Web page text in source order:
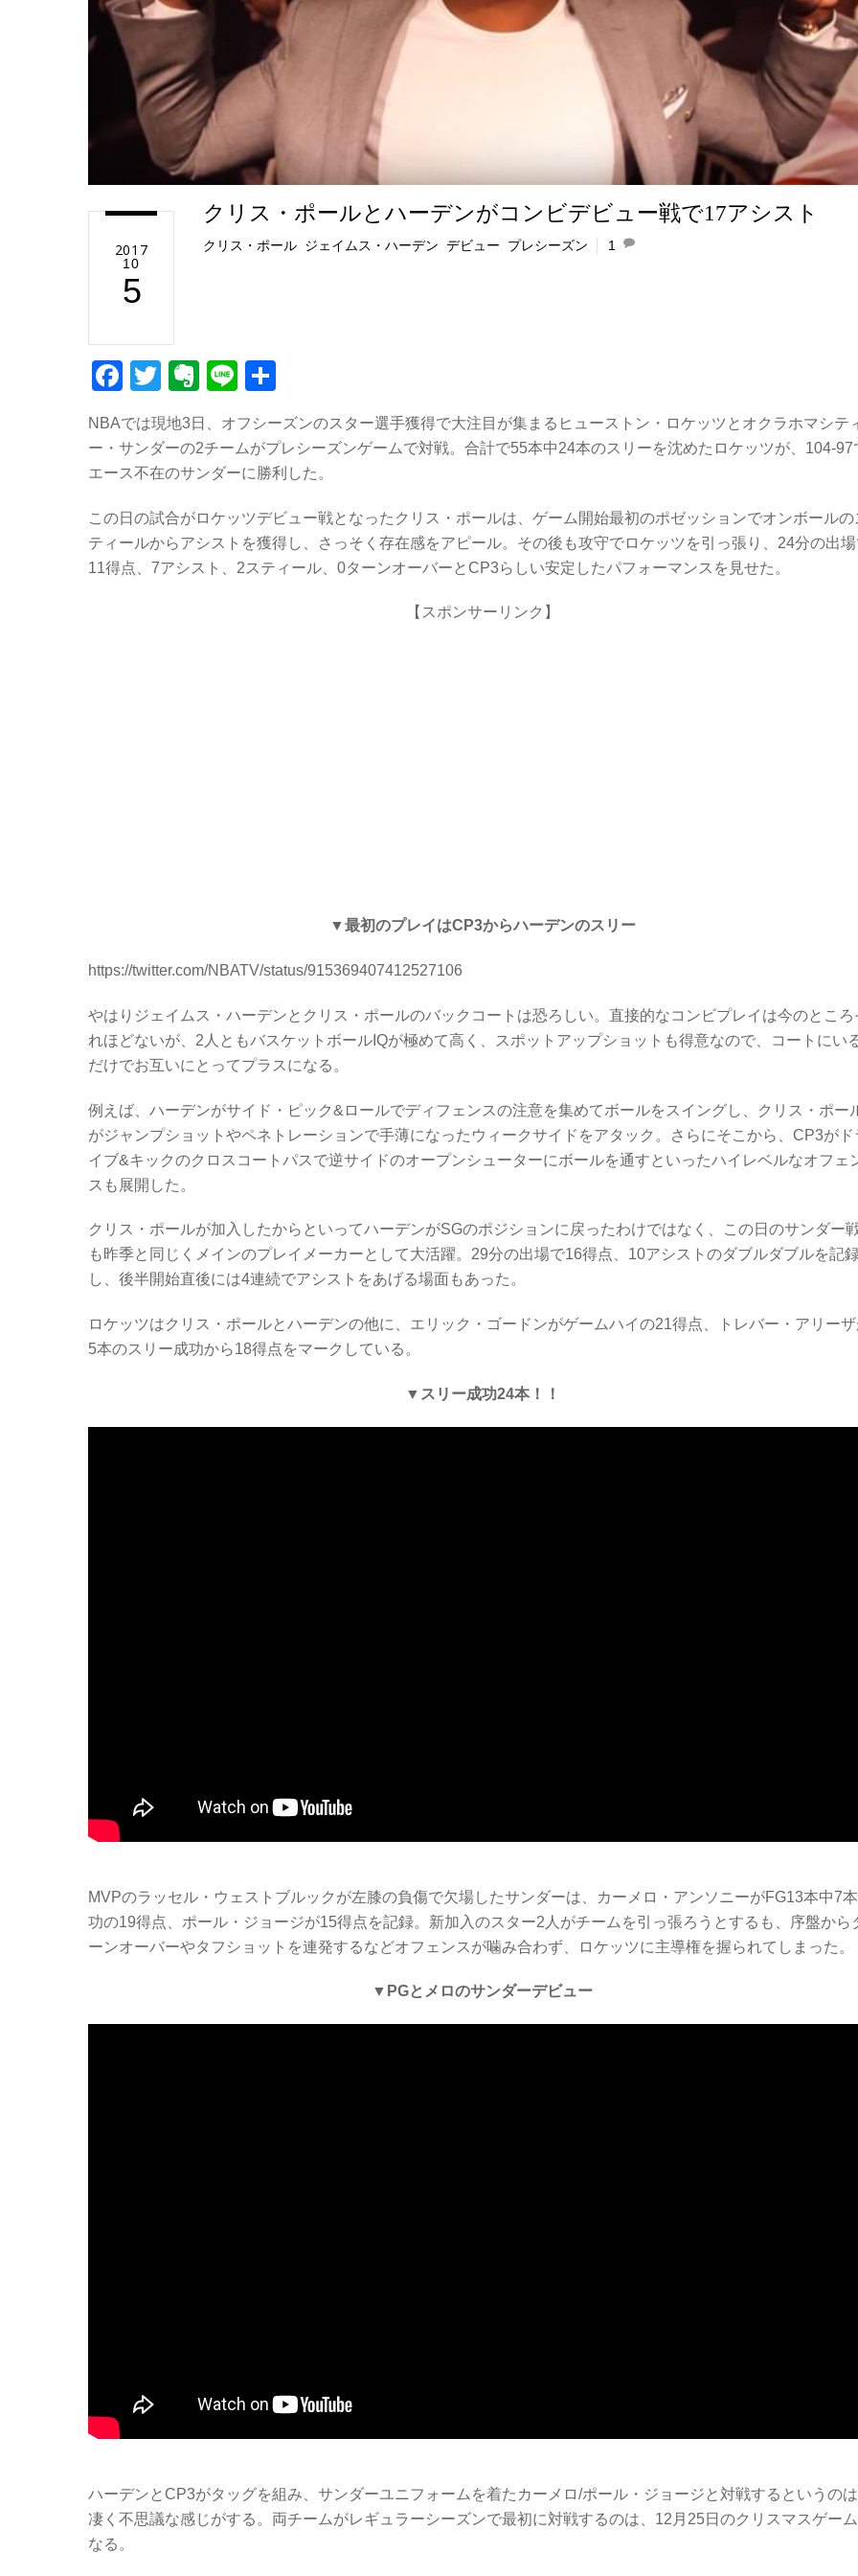
2017
10
5
クリス・ポールとハーデンがコンビデビュー戦で17アシスト
クリス・ポール ジェイムス・ハーデン ,デビュー プレシーズン 1
F
c
e
o
o
T
tt
er
E
er
n
e
Li
e
NBAでは現地3日、オフシーズンのスター選手獲得で大注目が集まるヒューストン・ロケッツとオクラホマシテ
ー・サンダーの2チームがプレシーズンゲームで対戦。合計で55本中24本のスリーを沈めたロケッツが、104-97
エース不在のサンダーに勝利した。
この日の試合がロケッツデビュー戦となったクリス・ポールは、ゲーム開始最初のポゼッションでオンボールの
ティールからアシストを獲得し、さっそく存在感をアピール。その後も攻守でロケッツを引っ張り、24分の出
11得点、7アシスト、2スティール、0ターンオーバーとCP3らしい安定したパフォーマンスを見せた。
【スポンサーリンク】
▼最初のプレイはCP3からハーデンのスリー
https://twitter.com/NBATV/status/915369407412527106
やはりジェイムス・ハーデンとクリス・ポールのバックコートは恐ろしい。直接的なコンビプレイは今のところ
れほどないが、2人ともバスケットボールIQが極めて高く、スポットアップショットも得意なので、コートにい
だけでお互いにとってプラスになる。
例えば、ハーデンがサイド・ピック&ロールでディフェンスの注意を集めてボールをスイングし、クリス・ポー
がジャンプショットやペネトレーションで手薄になったウィークサイドをアタック。さらにそこから、CP3がド
イブ&キックのクロスコートパスで逆サイドのオープンシューターにボールを通すといったハイレベルなオフェ
スも展開した。
クリス・ポールが加入したからといってハーデンがSGのポジションに戻ったわけではなく、この日のサンダー
も昨季と同じくメインのプレイメーカーとして大活躍。29分の出場で16得点、10アシストのダブルダブルを記
し、後半開始直後には4連続でアシストをあげる場面もあった。
ロケッツはクリス・ポールとハーデンの他に、エリック・ゴードンがゲームハイの21得点、トレバー・アリー
5本のスリー成功から18得点をマークしている。
▼スリー成功24本！！
MVPのラッセル・ウェストブルックが左膝の負傷で欠場したサンダーは、カーメロ・アンソニーがFG13本中7
功の19得点、ポール・ジョージが15得点を記録。新加入のスター2人がチームを引っ張ろうとするも、序盤から
ーンオーバーやタフショットを連発するなどオフェンスが噛み合わず、ロケッツに主導権を握られてしまった。
▼PGとメロのサンダーデビュー
ハーデンとCP3がタッグを組み、サンダーユニフォームを着たカーメロ/ポール・ジョージと対戦するというのは
凄く不思議な感じがする。両チームがレギュラーシーズンで最初に対戦するのは、12月25日のクリスマスゲーム
なる。